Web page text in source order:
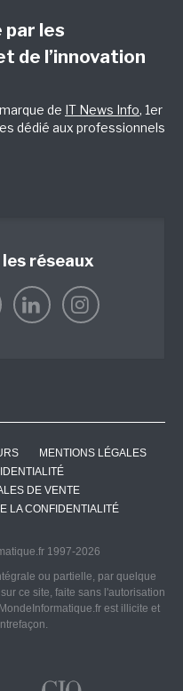
par les
de l’innovation
de IT News Info, 1er
dédié aux professionnels
réseaux
MENTIONS LÉGALES
DE VENTE
LA CONFIDENTIALITÉ
1997-2026
ou partielle, par quelque
ce site, faite sans l'autorisation
est illicite et